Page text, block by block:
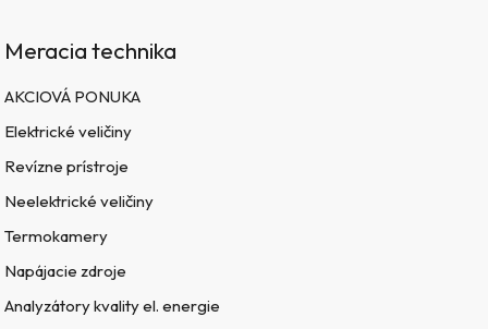
Meracia technika
AKCIOVÁ PONUKA
Elektrické veličiny
Revízne prístroje
Neelektrické veličiny
Termokamery
Napájacie zdroje
Analyzátory kvality el. energie